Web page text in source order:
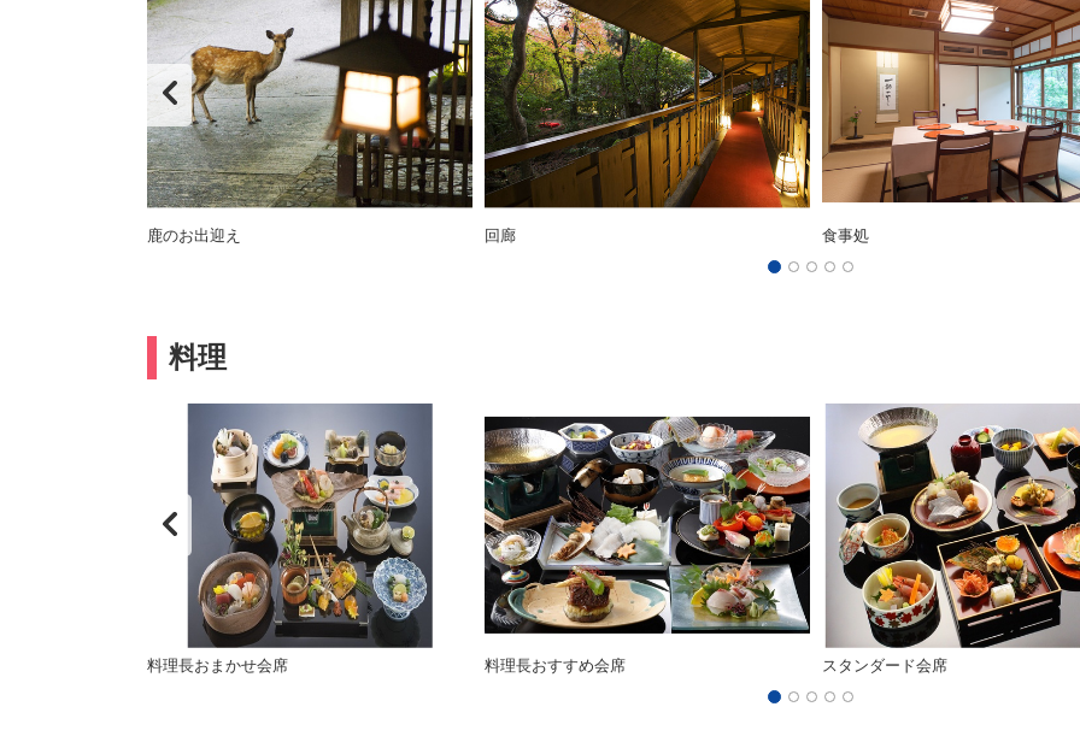
鹿のお出迎え 回廊 食事処
料理
料理長おまかせ会席 料理長おすすめ会席 スタンダード会席